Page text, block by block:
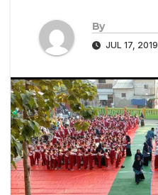
By
JUL 17, 2019